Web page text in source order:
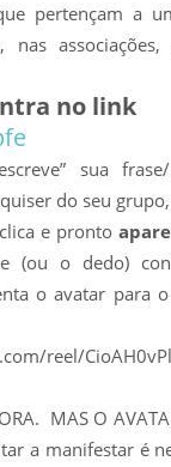
pertençam a
nas
no link
sua
do seu
e pronto
(ou o dedo)
o avatar para
reel/
MAS O
a manifestar é